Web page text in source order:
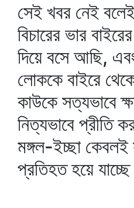
সেই খবর নেই
বিচারের ভার
দিয়ে বসে আছি,
লোককে বাইরে
কাউকে সত্যভাবে
নিত্যভাবে প্রীতি
মঙ্গল-ইচ্ছা কেবলই
প্রতিহত হয়ে